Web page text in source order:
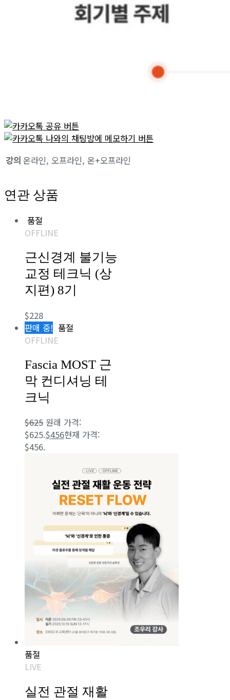
강의 온라인, 오프라인, 온+오프라인
연관 상품
품절
OFFLINE
근신경계 불기능
교정 테크닉 (상
지편) 8기
$228
판매 중! 품절
OFFLINE
Fascia MOST 근
막 컨디셔닝 테
크닉
$625 원래 가격:
$625.$456현재 가격:
$456.
품절
LIVE
실전 관절 재활